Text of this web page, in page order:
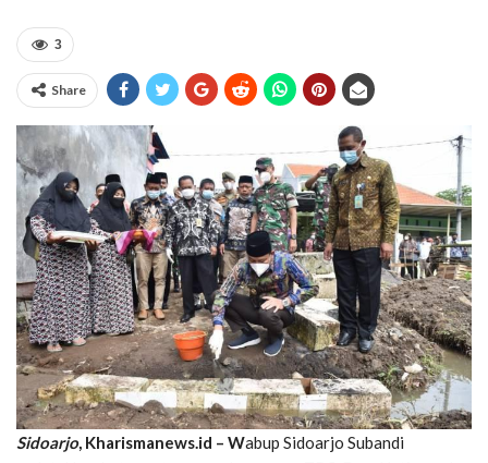
3
Share
Sidoarjo, Kharismanews.id – Wabup Sidoarjo Subandi